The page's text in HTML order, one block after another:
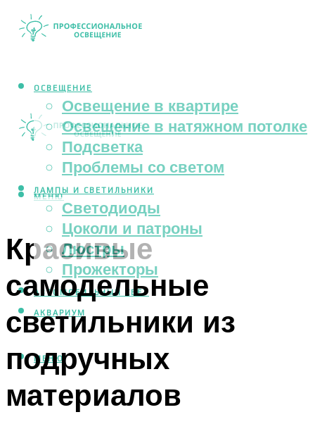
ОСВЕЩЕНИЕ
Освещение в квартире
Освещение в натяжном потолке
Подсветка
Проблемы со светом
ЛАМПЫ И СВЕТИЛЬНИКИ
Светодиоды
Цоколи и патроны
Люстры
Прожекторы
АВТОМОБИЛЬНЫЙ СВЕТ
АКВАРИУМ
МЕНЮ
МЕНЮ
Красивые
самодельные
светильники из
подручных
материалов